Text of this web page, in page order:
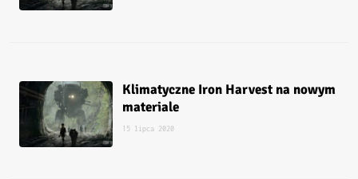
Klimatyczne Iron Harvest na nowym
materiale
15 lipca 2020